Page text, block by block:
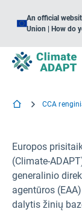
An official
Union | How do
CCA
Europos
(Climate-
generalinio
agentūros
dalytis žinių